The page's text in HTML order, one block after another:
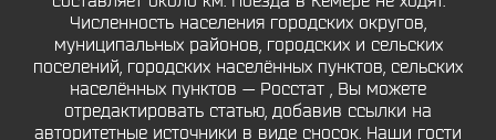
Численность населения городских округов,
муниципальных районов, городских и сельских
поселений, городских населённых пунктов, сельских
населённых пунктов — Росстат , Вы можете
отредактировать статью, добавив ссылки на
авторитетные источники в виде сносок. Наши гости